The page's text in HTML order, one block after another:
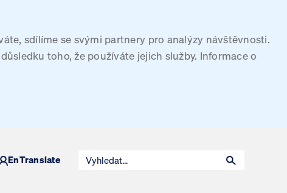
sdílíme se svými partnery pro analýzy návštěvnosti.
toho, že používáte jejich služby. Informace o
EnTranslate